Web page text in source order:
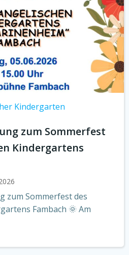
Kindergarten
zum Sommerfest
Kindergartens
zum Sommerfest des
Fambach 🌞 Am